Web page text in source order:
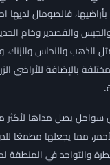
بأراضيها، فالصومال
والقصدير وخام
الذهب والنحاس والزنك،
بالإضافة للأراضي
سواحل يصل مداها لأكثر
مما يجعلها مطمعًا
والتواجد في المنطقة